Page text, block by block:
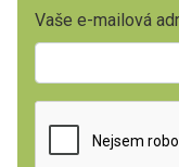
Vaše e-mailová